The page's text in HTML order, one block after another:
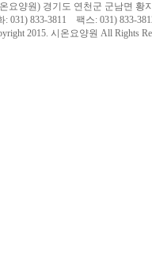
요양원) 경기도 연천군 군남면 황
: 031) 833-3811 팩스: 031) 833-
2015. 시온요양원 All Rights